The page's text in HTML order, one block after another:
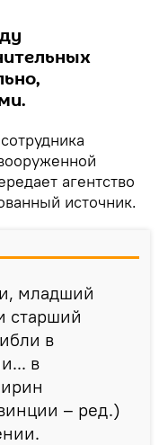
агентство
источник.
младший
старший
в
в
– ред.)